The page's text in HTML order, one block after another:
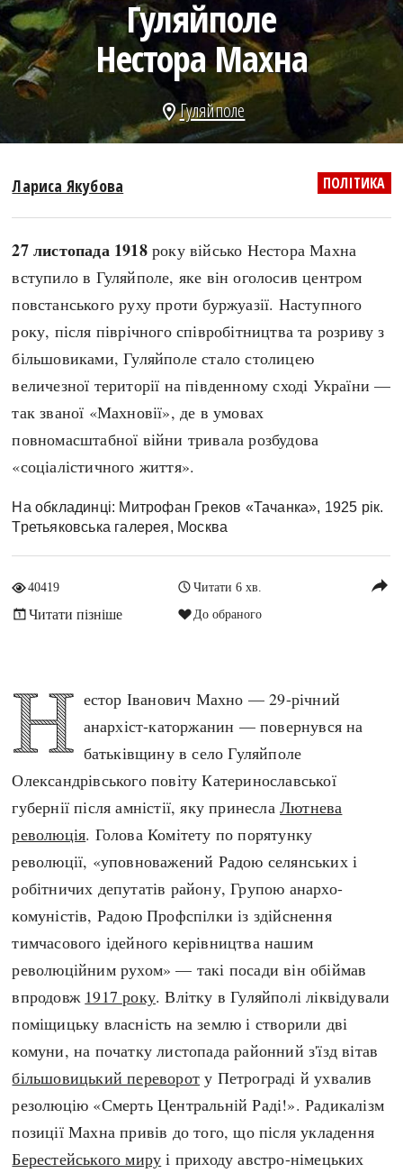
search
СЬОГОДНІ
ПРАВИЛА ЖИТТЯ
ПОДКАСТИ
КАРТИ
НОТА БЕНЕ
ПРЯМА МОВА
МОЯ ІСТОРІЯ
Авіація і космонавтика
Архітектура і будівництво
Катастрофи
Кримінал
Культура і мистецтво
Людина і суспільство
Наука, освіта і техніка
Особистості
Релігія
Розваги і дозвілля
Спорт
Чудеса світу
Княжа доба
Українська революція
Україна незалежна
ЗНО
Регіони
Австралія
Азія
Америка
А(нта)рктика
Африка
Європа
Хронологія
Античні часи
Пізнє Середньовіччя
Новітня історія
Індекси
Нові статті
Популярні статті
Всі статті
Визначальні події
#Хештеги
Автори
Гуляйполе
Нестора Махна
location_onГуляйполе
ПОЛІТИКА
Лариса Якубова
27 листопада 1918року військо Нестора Махна
вступило в Гуляйполе, яке він оголосив центром
повстанського руху проти буржуазії. Наступного
року, після піврічного співробітництва та розриву з
більшовиками, Гуляйполе стало столицею
величезної території на південному сході України —
так званої «Махновії», де в умовах
повномасштабної війни тривала розбудова
«соціалістичного життя».
На обкладинці: Митрофан Греков «Тачанка», 1925 рік.
Третьяковська галерея, Москва
40419 Читати 6 хв.
Читати пізніше До обраного
reply
Н естор Іванович Махно — 29-річний
анархіст-каторжанин — повернувся на
батьківщину в село Гуляйполе
Олександрівського повіту Катеринославської
губернії після амністії, яку принеслаЛютнева
революція. Голова Комітету по порятунку
революції, «уповноважений Радою селянських і
робітничих депутатів району, Групою анархо-
комуністів, Радою Профспілки із здійснення
тимчасового ідейного керівництва нашим
революційним рухом» — такі посади він обіймав
впродовж 1917 року. Влітку в Гуляйполі ліквідували
поміщицьку власність на землю і створили дві
комуни, на початку листопада районний з'їзд вітав
більшовицький переворот у Петрограді й ухвалив
резолюцію «Смерть Центральній Раді!». Радикалізм
позиції Махна привів до того, що після укладення
Берестейського миру і приходу австро-німецьких